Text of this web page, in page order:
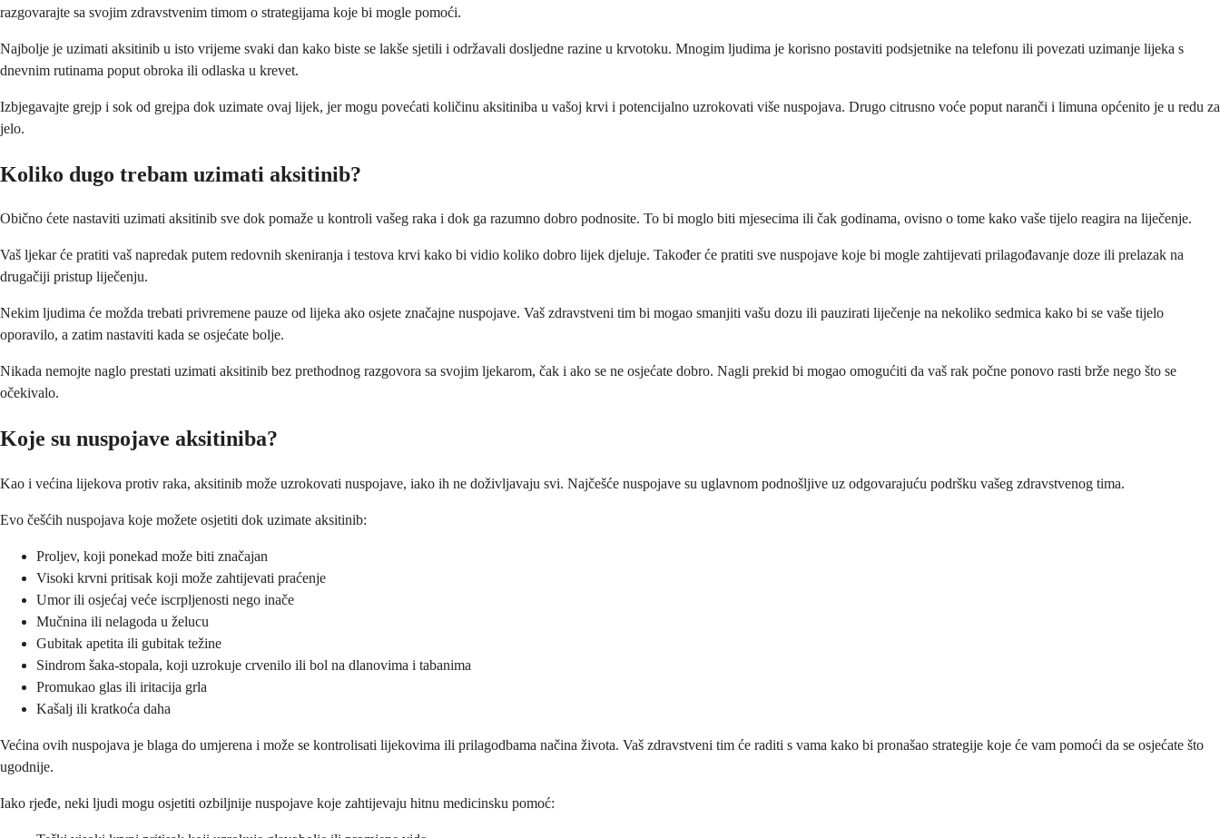
razgovarajte sa svojim zdravstvenim timom o strategijama koje bi mogle pomoći.
Najbolje je uzimati aksitinib u isto vrijeme svaki dan kako biste se lakše sjetili i održavali dosljedne razine u krvotoku. Mnogim ljudima je korisno postaviti podsjetnike na telefonu ili povezati uzimanje lijeka s
dnevnim rutinama poput obroka ili odlaska u krevet.
Izbjegavajte grejp i sok od grejpa dok uzimate ovaj lijek, jer mogu povećati količinu aksitiniba u vašoj krvi i potencijalno uzrokovati više nuspojava. Drugo citrusno voće poput naranči i limuna općenito je u redu za
jelo.
Koliko dugo trebam uzimati aksitinib?
Obično ćete nastaviti uzimati aksitinib sve dok pomaže u kontroli vašeg raka i dok ga razumno dobro podnosite. To bi moglo biti mjesecima ili čak godinama, ovisno o tome kako vaše tijelo reagira na liječenje.
Vaš ljekar će pratiti vaš napredak putem redovnih skeniranja i testova krvi kako bi vidio koliko dobro lijek djeluje. Također će pratiti sve nuspojave koje bi mogle zahtijevati prilagođavanje doze ili prelazak na
drugačiji pristup liječenju.
Nekim ljudima će možda trebati privremene pauze od lijeka ako osjete značajne nuspojave. Vaš zdravstveni tim bi mogao smanjiti vašu dozu ili pauzirati liječenje na nekoliko sedmica kako bi se vaše tijelo
oporavilo, a zatim nastaviti kada se osjećate bolje.
Nikada nemojte naglo prestati uzimati aksitinib bez prethodnog razgovora sa svojim ljekarom, čak i ako se ne osjećate dobro. Nagli prekid bi mogao omogućiti da vaš rak počne ponovo rasti brže nego što se
očekivalo.
Koje su nuspojave aksitiniba?
Kao i većina lijekova protiv raka, aksitinib može uzrokovati nuspojave, iako ih ne doživljavaju svi. Najčešće nuspojave su uglavnom podnošljive uz odgovarajuću podršku vašeg zdravstvenog tima.
Evo češćih nuspojava koje možete osjetiti dok uzimate aksitinib:
Proljev, koji ponekad može biti značajan
Visoki krvni pritisak koji može zahtijevati praćenje
Umor ili osjećaj veće iscrpljenosti nego inače
Mučnina ili nelagoda u želucu
Gubitak apetita ili gubitak težine
Sindrom šaka-stopala, koji uzrokuje crvenilo ili bol na dlanovima i tabanima
Promukao glas ili iritacija grla
Kašalj ili kratkoća daha
Većina ovih nuspojava je blaga do umjerena i može se kontrolisati lijekovima ili prilagodbama načina života. Vaš zdravstveni tim će raditi s vama kako bi pronašao strategije koje će vam pomoći da se osjećate što
ugodnije.
Iako rjeđe, neki ljudi mogu osjetiti ozbiljnije nuspojave koje zahtijevaju hitnu medicinsku pomoć: